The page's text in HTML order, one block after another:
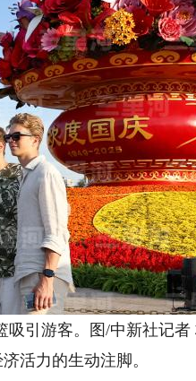
引游客。图/中新社记者
活力的生动注脚。